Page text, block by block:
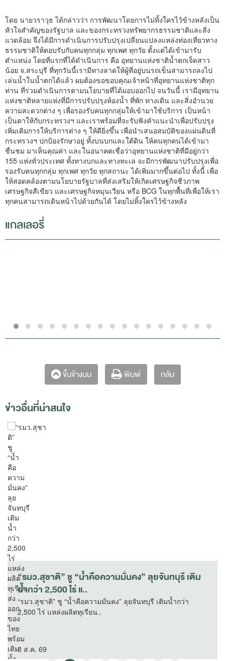
โดย นายวราวุธ ได้กล่าวว่า การพัฒนาโดยการไม่ทิ้งใครไว้ข้างหลังเป็น
หัวใจสำคัญของรัฐบาล และของกระทรวงทรัพยากรธรรมชาติและสิ่ง
แวดล้อม จึงได้มีการดำเนินการปรับปรุงเปลี่ยนแปลงแหล่งท่องเที่ยวทาง
ธรรมชาติให้ตอบรับกับคนทุกกลุ่ม ทุกเพศ ทุกวัย ตั้งแต่ได้เข้ามารับ
ตำแหน่ง โดยที่แรกที่ได้ดำเนินการ คือ อุทยานแห่งชาติน้ำตกเจ็ดสาว
น้อย จ.สระบุรี ที่ทุกวันนี้เรามีทางลาดให้ผู้ที่อยู่บนรถเข็นสามารถลงไป
เล่นน้ำในน้ำตกได้แล้ว ผมต้องขอขอบคุณเจ้าหน้าที่อุทยานแห่งชาติทุก
ท่าน ที่ร่วมดำเนินการตามนโยบายที่ได้มอบออกไป จนวันนี้ เรามีอุทยาน
แห่งชาติหลายแห่งที่มีการปรับปรุงห้องน้ำ ที่พัก ทางเดิน และสิ่งอำนวย
ความสะดวกต่าง ๆ เพื่อรองรับคนทุกกลุ่มให้เข้ามาใช้บริการ เป็นหน้า
เป็นตาให้กับกระทรวงฯ และเราพร้อมที่จะรับฟังคำแนะนำเพื่อปรับปรุง
เพิ่มเติมการให้บริการต่าง ๆ ให้ดียิ่งขึ้น เพื่อนำเสนอสมบัติของแผ่นดินที่
กระทรวงฯ ปกป้องรักษาอยู่ ทั้งบนบกและใต้ดิน ให้คนทุกคนได้เข้ามา
ชื่นชม มาเห็นคุณค่า และในอนาคตเชื่อว่าอุทยานแห่งชาติที่มีอยู่กว่า
155 แห่งทั่วประเทศ ทั้งทางบกและทางทะเล จะมีการพัฒนาปรับปรุงเพื่อ
รองรับคนทุกกลุ่ม ทุกเพศ ทุกวัย ทุกสถานะ ได้เพิ่มมากขึ้นต่อไป ทั้งนี้ เพื่อ
ให้สอดคล้องตามนโยบายรัฐบาลที่ส่งเสริมให้เกิดเศรษฐกิจชีวภาพ
เศรษฐกิจสีเขียว และเศรษฐกิจหมุนเวียน หรือ BCG ในทุกพื้นที่เพื่อให้เรา
ทุกคนสามารถเดินหน้าไปด้วยกันได้ โดยไม่ทิ้งใครไว้ข้างหลัง
แกลเลอรี่
ขึ้นข้างบน พิมพ์ กลับ
ข่าวอื่นที่น่าสนใจ
“รมว.สุชาติ” ชู “น้ำคือความมั่นคง” ลุยจันทบุรี เติม
น้ำกว่า 2,500 ไร่ แ..
“รมว.สุชาติ” ชู “น้ำคือความมั่นคง” ลุยจันทบุรี เติมน้ำกว่า
2,500 ไร่ แหล่งผลิตทุเรียน..
8 ส.ค. 69